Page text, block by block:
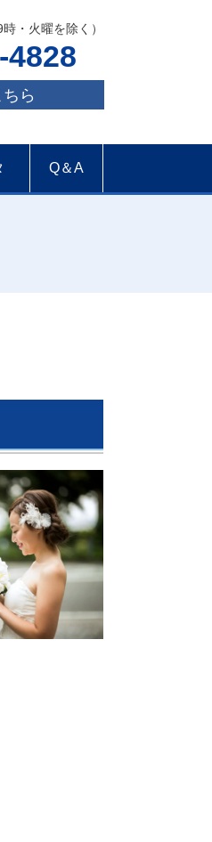
・火曜を除く）
4828
ら
Q＆A